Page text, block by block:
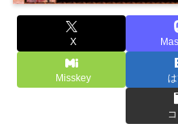
X
Misskey